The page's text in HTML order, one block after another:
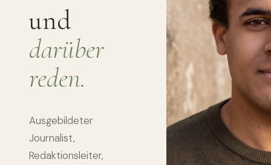
und
darüber
reden.
Ausgebildeter
Journalist,
Redaktionsleiter,